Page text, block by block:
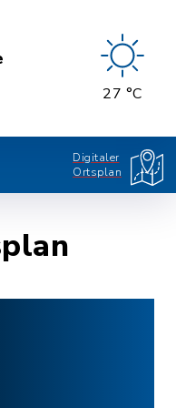
27 °C
Digitaler
Ortsplan